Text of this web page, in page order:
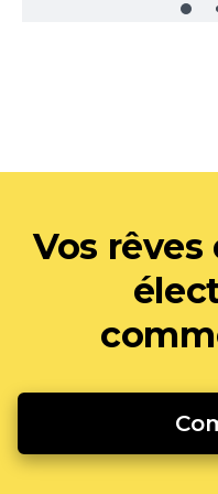
Vos